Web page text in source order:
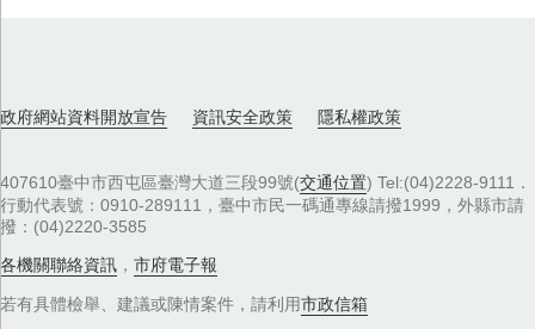
政府網站資料開放宣告 資訊安全政策 隱私權政策
407610臺中市西屯區臺灣大道三段99號(交通位置) Tel:(04)2228-9111．
行動代表號：0910-289111，臺中市民一碼通專線請撥1999，外縣市請
撥：(04)2220-3585
各機關聯絡資訊 ， 市府電子報
若有具體檢舉、建議或陳情案件，請利用市政信箱